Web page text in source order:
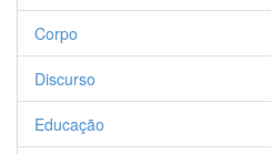
Corpo
Discurso
Educação